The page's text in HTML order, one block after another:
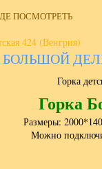
ПОСМОТРЕТЬ
424 (Венгрия)
Горка
Размеры:
Можно